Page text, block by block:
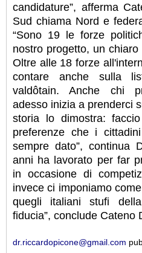
candidature”, afferma
Sud chiama Nord e
“Sono 19 le forze
nostro progetto, un
Oltre alle 18 forze
contare anche sulla
valdôtain. Anche chi
adesso inizia a prenderci
storia lo dimostra:
preferenze che i
sempre dato”, continua
anni ha lavorato per far
in occasione di
invece ci imponiamo
quegli italiani stufi
fiducia”, conclude Cateno
dr.riccardopicone@gmail.com